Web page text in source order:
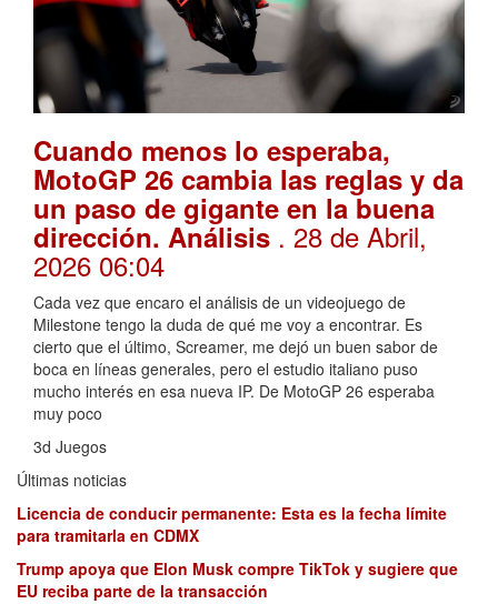
Cuando menos lo esperaba,
MotoGP 26 cambia las reglas y da
un paso de gigante en la buena
dirección. Análisis . 28 de Abril,
2026 06:04
Cada vez que encaro el análisis de un videojuego de
Milestone tengo la duda de qué me voy a encontrar. Es
cierto que el último, Screamer, me dejó un buen sabor de
boca en líneas generales, pero el estudio italiano puso
mucho interés en esa nueva IP. De MotoGP 26 esperaba
muy poco
3d Juegos
Últimas noticias
Licencia de conducir permanente: Esta es la fecha límite
para tramitarla en CDMX
Trump apoya que Elon Musk compre TikTok y sugiere que
EU reciba parte de la transacción